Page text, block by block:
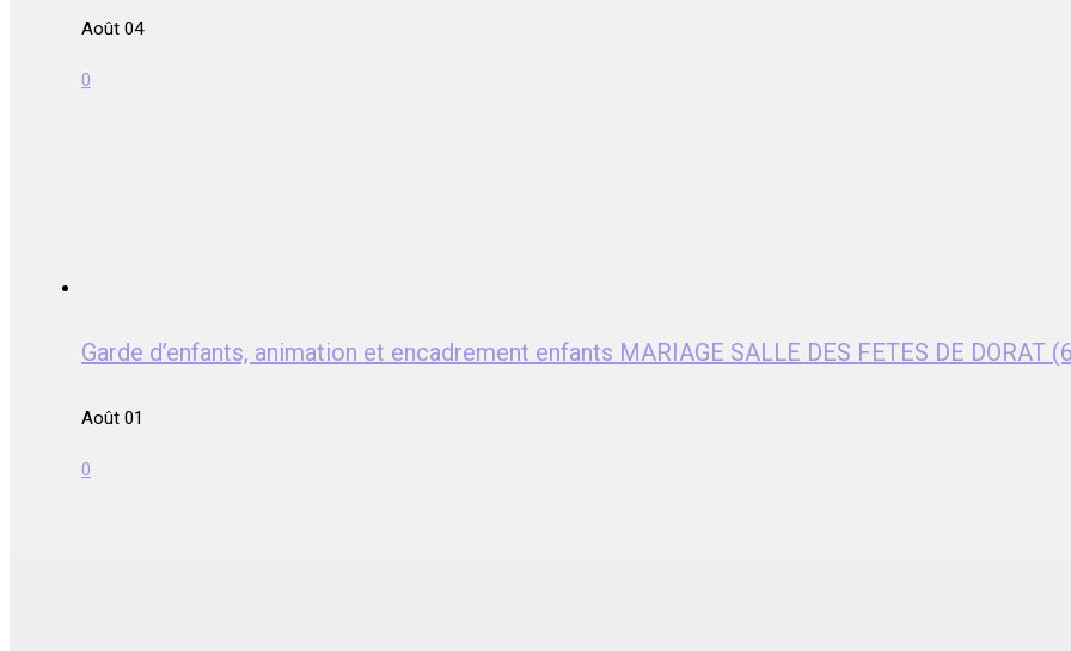
Août 04
0
Garde d’enfants, animation et encadrement enfants MARIAGE SALLE DES FETES DE DORAT
Août 01
0